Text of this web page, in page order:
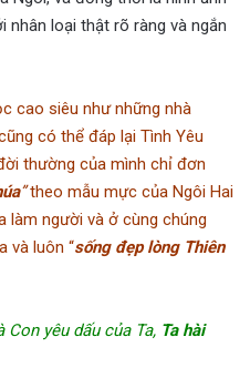
nhân loại thật rõ ràng và ngắn
cao siêu như những nhà
có thể đáp lại Tình Yêu
thường của mình chỉ đơn
”theo mẫu mực của Ngôi Hai
làm người và ở cùng chúng
và luôn “sống đẹp lòng Thiên
yêu dấu của Ta, Ta hài